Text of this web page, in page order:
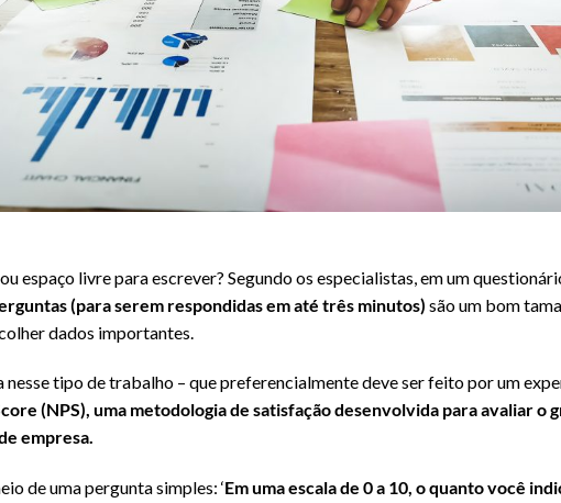
espaço livre para escrever? Segundo os especialistas, em um
(para serem respondidas em até três minutos) são um bom
dados importantes.
tipo de trabalho – que preferencialmente deve ser feito por um
(NPS), uma metodologia de satisfação desenvolvida para avaliar o
empresa.
de uma pergunta simples: ‘Em uma escala de 0 a 10, o quanto você